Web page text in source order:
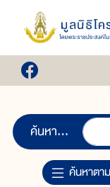
ค้นหา...
ค้นหาตา